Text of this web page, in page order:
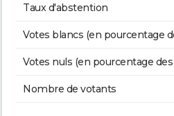
Taux d'abstention
Votes blancs (en pourcentage
Votes nuls (en pourcentage
Nombre de votants